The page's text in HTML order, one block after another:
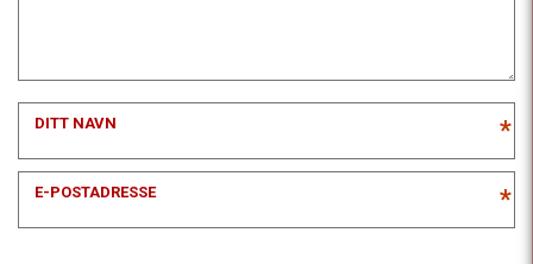
DITT NAVN *
E-POSTADRESSE *